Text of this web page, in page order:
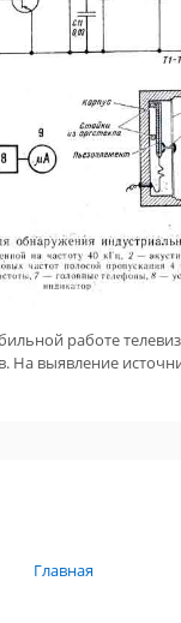
работе
На выявление
Главная